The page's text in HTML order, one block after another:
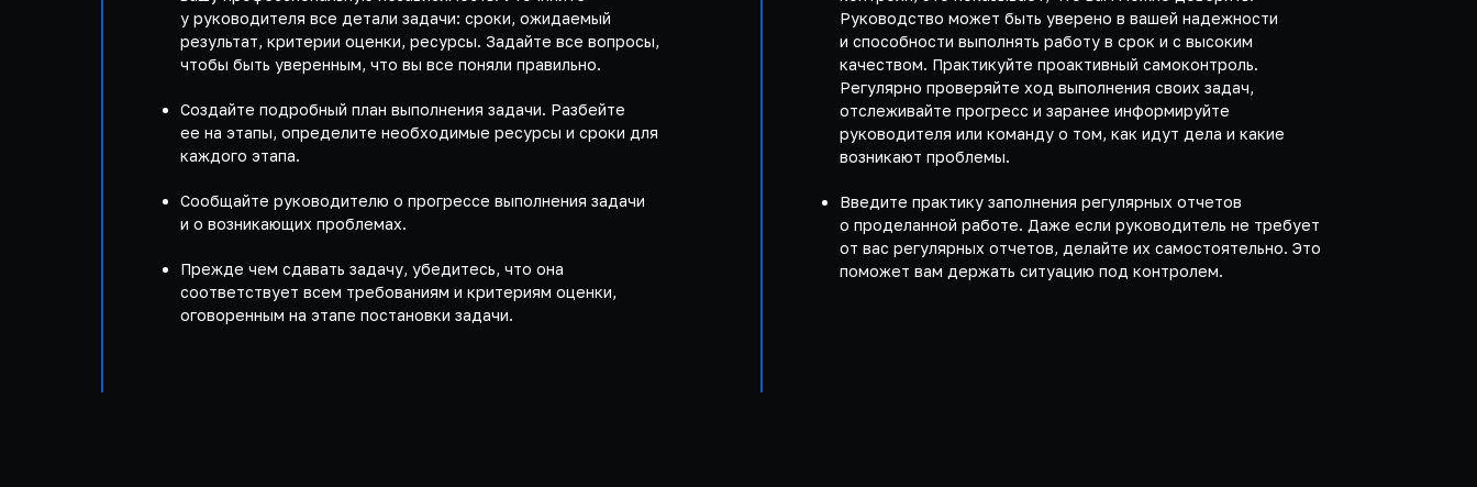
у руководителя все детали задачи: сроки, ожидаемый
результат, критерии оценки, ресурсы. Задайте все вопросы,
чтобы быть уверенным, что вы все поняли правильно.
Создайте подробный план выполнения задачи. Разбейте
ее на этапы, определите необходимые ресурсы и сроки для
каждого этапа.
Сообщайте руководителю о прогрессе выполнения задачи
и о возникающих проблемах.
Прежде чем сдавать задачу, убедитесь, что она
соответствует всем требованиям и критериям оценки,
оговоренным на этапе постановки задачи.
Руководство может быть уверено в вашей надежности
и способности выполнять работу в срок и с высоким
качеством. Практикуйте проактивный самоконтроль.
Регулярно проверяйте ход выполнения своих задач,
отслеживайте прогресс и заранее информируйте
руководителя или команду о том, как идут дела и какие
возникают проблемы.
Введите практику заполнения регулярных отчетов
о проделанной работе. Даже если руководитель не требует
от вас регулярных отчетов, делайте их самостоятельно. Это
поможет вам держать ситуацию под контролем.